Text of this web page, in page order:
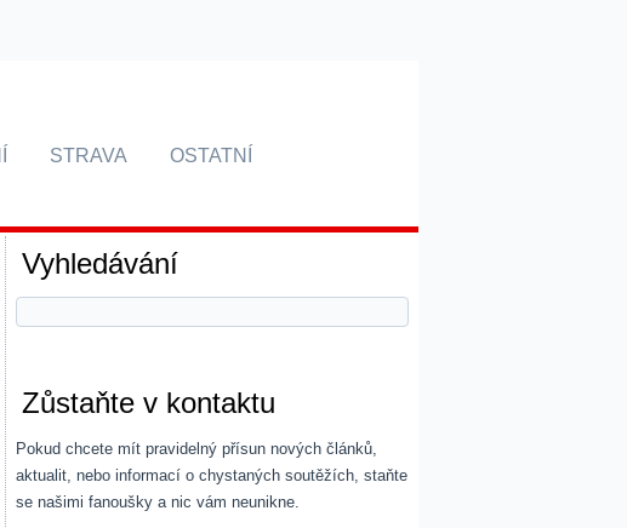
STRAVA OSTATNÍ
Vyhledávání
Zůstaňte v kontaktu
Pokud chcete mít pravidelný přísun nových článků,
aktualit, nebo informací o chystaných soutěžích, staňte
se našimi fanoušky a nic vám neunikne.